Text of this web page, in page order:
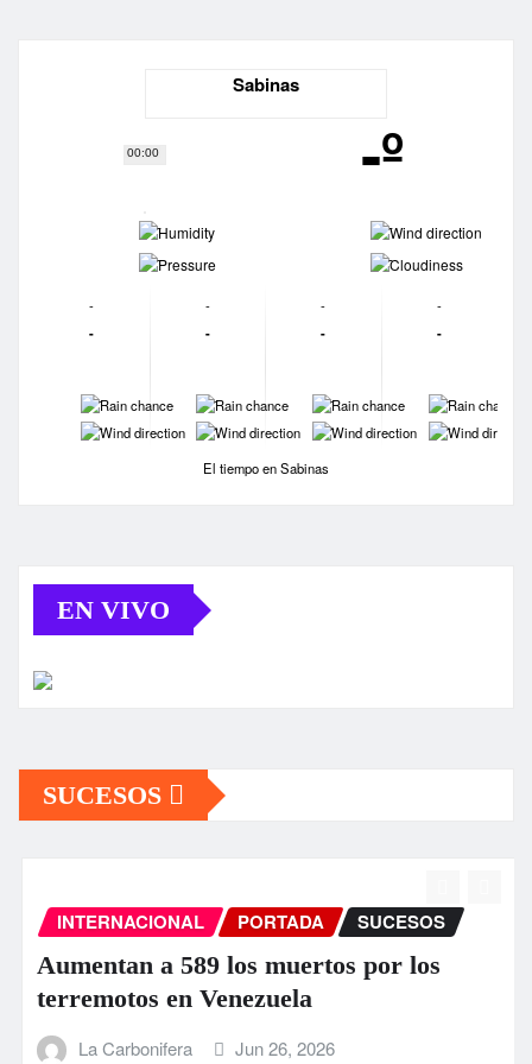
00:00
Sabinas
-º
-
-
-
-
-
-
-
-
-
-
-
-
-
-
-
-
-
-
-
-
El tiempo en Sabinas
EN VIVO
SUCESOS
INTERNACIONAL PORTADA SUCESOS
Aumentan a 589 los muertos por los
terremotos en Venezuela
La Carbonifera Jun 26, 2026